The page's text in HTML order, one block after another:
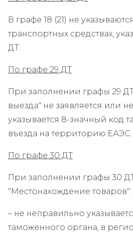
В графе 18 (21) не
транспортных средствах,
ДТ.
По графе 29 ДТ
При заполнении графы 29
выезда" не заявляется или
указывается 8-значный код
въезда на территорию ЕАЭС.
По графе 30 ДТ
При заполнении графы 30
"Местонахождение товаров":
– не неправильно
таможенного органа, в